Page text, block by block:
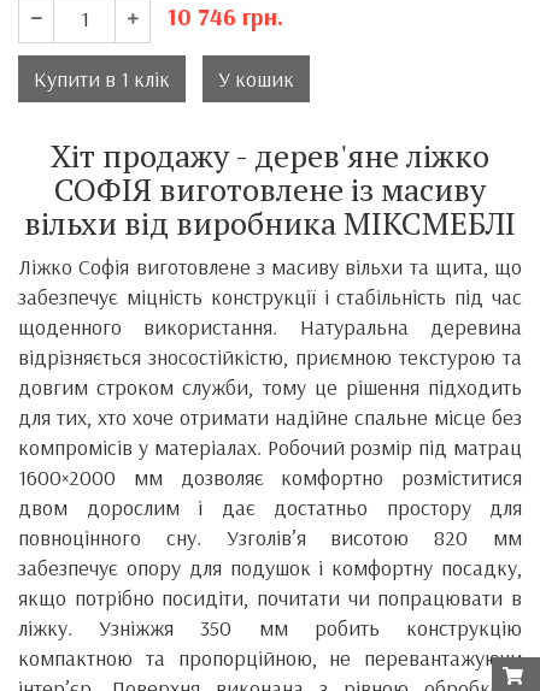
10 746 грн.
Купити в 1 клік У кошик
Хіт продажу - дерев'яне ліжко
СОФІЯ виготовлене із масиву
вільхи від виробника МІКСМЕБЛІ
Ліжко Софія виготовлене з масиву вільхи та щита, що
забезпечує міцність конструкції і стабільність під час
щоденного використання. Натуральна деревина
відрізняється зносостійкістю, приємною текстурою та
довгим строком служби, тому це рішення підходить
для тих, хто хоче отримати надійне спальне місце без
компромісів у матеріалах. Робочий розмір під матрац
1600×2000 мм дозволяє комфортно розміститися
двом дорослим і дає достатньо простору для
повноцінного сну. Узголів’я висотою 820 мм
забезпечує опору для подушок і комфортну посадку,
якщо потрібно посидіти, почитати чи попрацювати в
ліжку. Узніжжя 350 мм робить конструкцію
компактною та пропорційною, не перевантажуючи